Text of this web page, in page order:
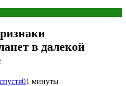
в далекой
01 минуты